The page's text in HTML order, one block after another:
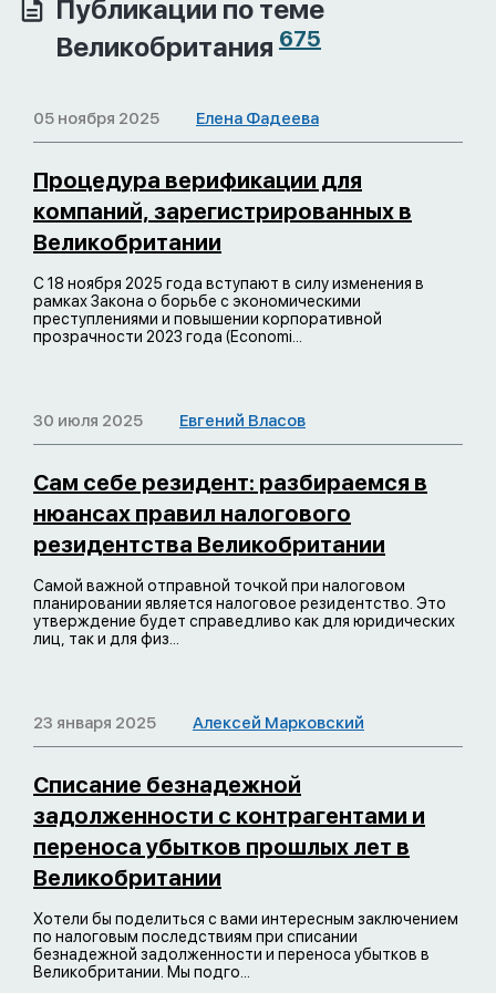
Публикации по теме
Великобритания 675
05 ноября 2025 Елена Фадеева
Процедура верификации для
компаний, зарегистрированных в
Великобритании
С 18 ноября 2025 года вступают в силу изменения в
рамках Закона о борьбе с экономическими
преступлениями и повышении корпоративной
прозрачности 2023 года (Economi...
30 июля 2025 Евгений Власов
Сам себе резидент: разбираемся в
нюансах правил налогового
резидентства Великобритании
Самой важной отправной точкой при налоговом
планировании является налоговое резидентство. Это
утверждение будет справедливо как для юридических
лиц, так и для физ...
23 января 2025 Алексей Марковский
Списание безнадежной
задолженности с контрагентами и
переноса убытков прошлых лет в
Великобритании
Хотели бы поделиться с вами интересным заключением
по налоговым последствиям при списании
безнадежной задолженности и переноса убытков в
Великобритании. Мы подго...